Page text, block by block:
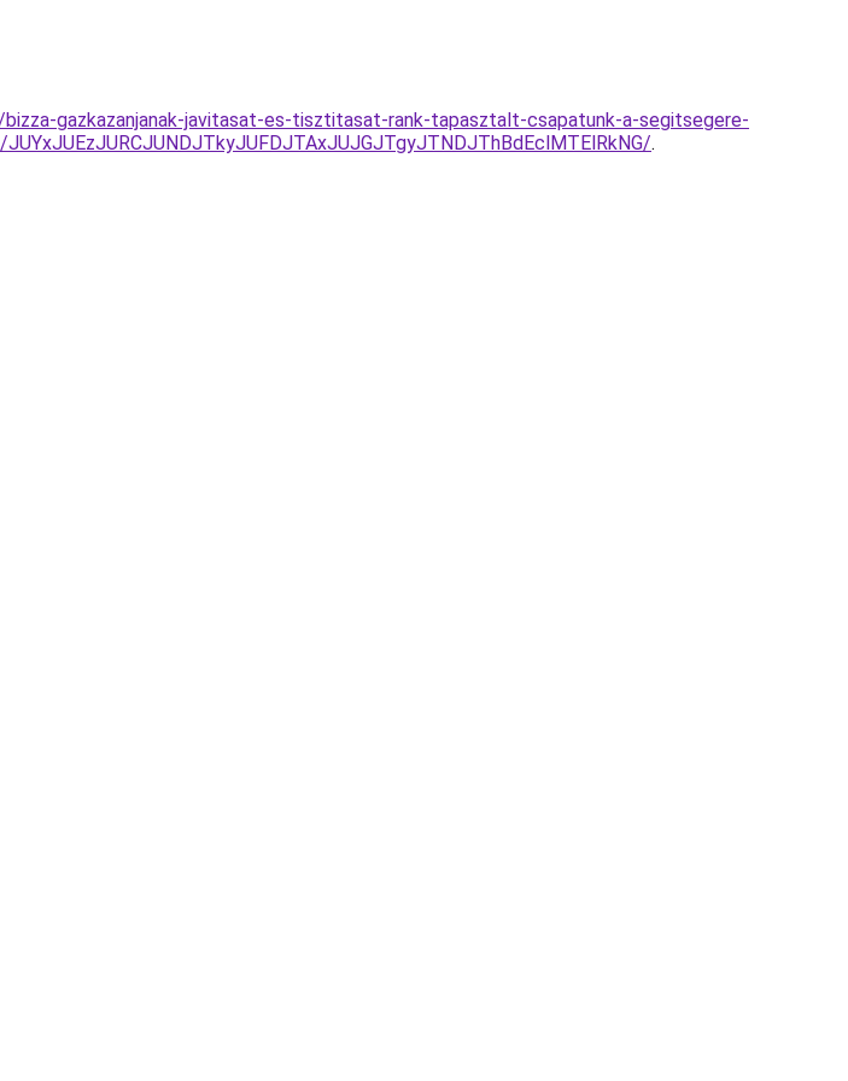
gazkazanjanak-javitasat-es-tisztitasat-rank-tapasztalt-csapatunk-a-segitsegere-
.